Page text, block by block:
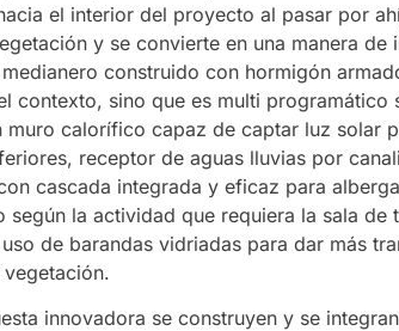
el interior del proyecto al pasar por
y se convierte en una manera de
construido con hormigón
contexto, sino que es multi programático
muro calorífico capaz de captar luz solar
receptor de aguas lluvias por
cascada integrada y eficaz para
según la actividad que requiera la sala de
de barandas vidriadas para dar más
innovadora se construyen y se